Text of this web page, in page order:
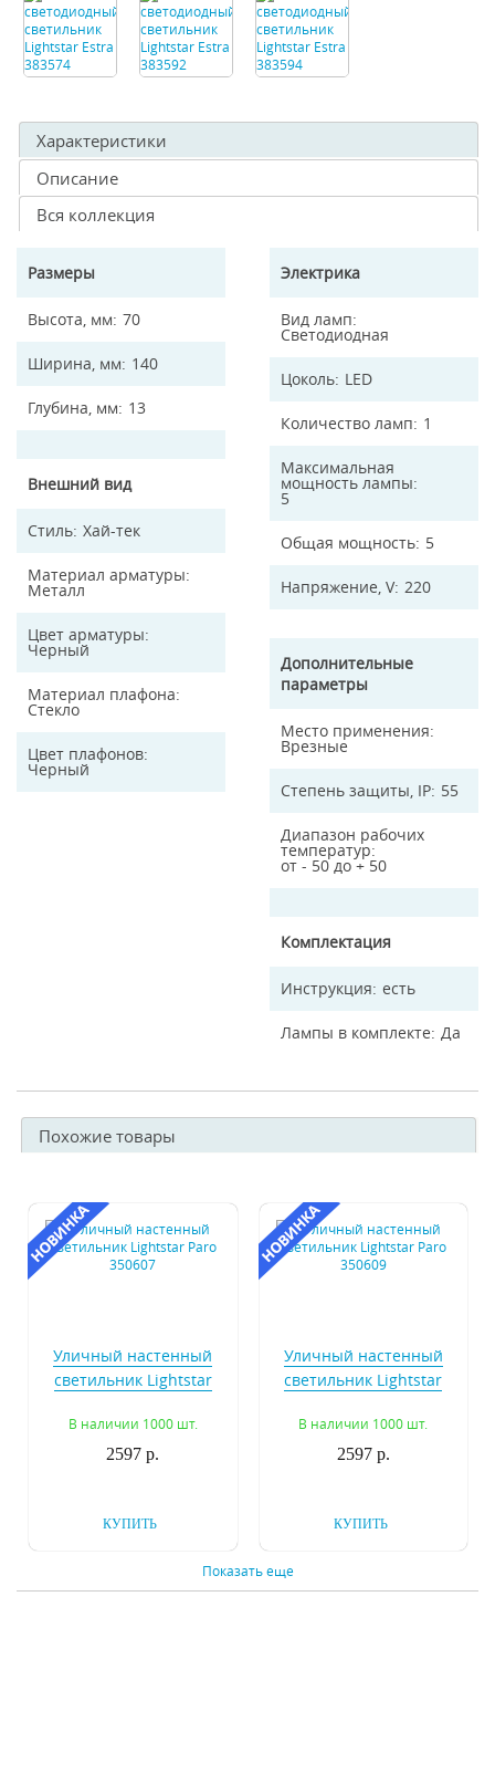
Характеристики
Описание
Вся коллекция
Размеры
Высота, мм 70
Ширина, мм 140
Глубина, мм 13
Внешний вид
Стиль Хай-тек
Материал арматуры
Металл
Цвет арматуры
Черный
Материал плафона
Стекло
Цвет плафонов
Черный
Электрика
Вид ламп
Светодиодная
Цоколь LED
Количество ламп 1
Максимальная
мощность лампы
5
Общая мощность 5
Напряжение, V 220
Дополнительные
параметры
Место применения
Врезные
Степень защиты, IP 55
Диапазон рабочих
температур
от - 50 до + 50
Комплектация
Инструкция есть
Лампы в комплекте Да
Похожие товары
Уличный настенный
светильник Lightstar
В наличии 1000 шт.
2597 р.
КУПИТЬ
Уличный настенный
светильник Lightstar
В наличии 1000 шт.
2597 р.
КУПИТЬ
Показать еще